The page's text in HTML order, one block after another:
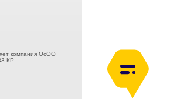
компания ОсОО
КР